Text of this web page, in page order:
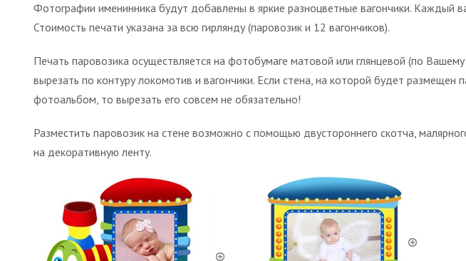
Фотографии именинника будут добавлены в яркие разноцветные вагончики. Каждый
Стоимость печати указана за всю гирлянду (паровозик и 12 вагончиков).
Печать паровозика осуществляется на фотобумаге матовой или глянцевой (по
вырезать по контуру локомотив и вагончики. Если стена, на которой будет
фотоальбом, то вырезать его совсем не обязательно!
Разместить паровозик на стене возможно с помощью двустороннего скотча,
на декоративную ленту.